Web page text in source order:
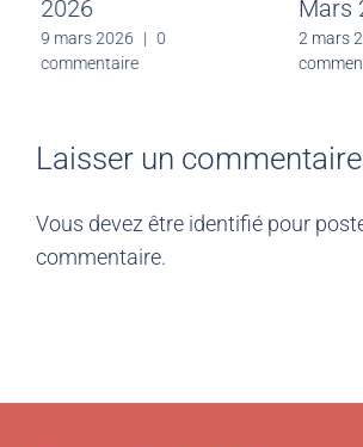
2026
9 mars 2026
0
commentaire
2026
9 mars
Laisser un commentaire
Vous devez être identifié pour
commentaire.